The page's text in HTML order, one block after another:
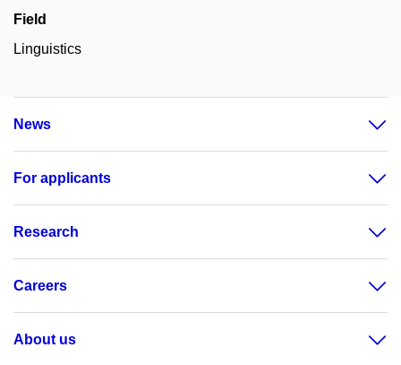
Field
Linguistics
News
For applicants
Research
Careers
About us